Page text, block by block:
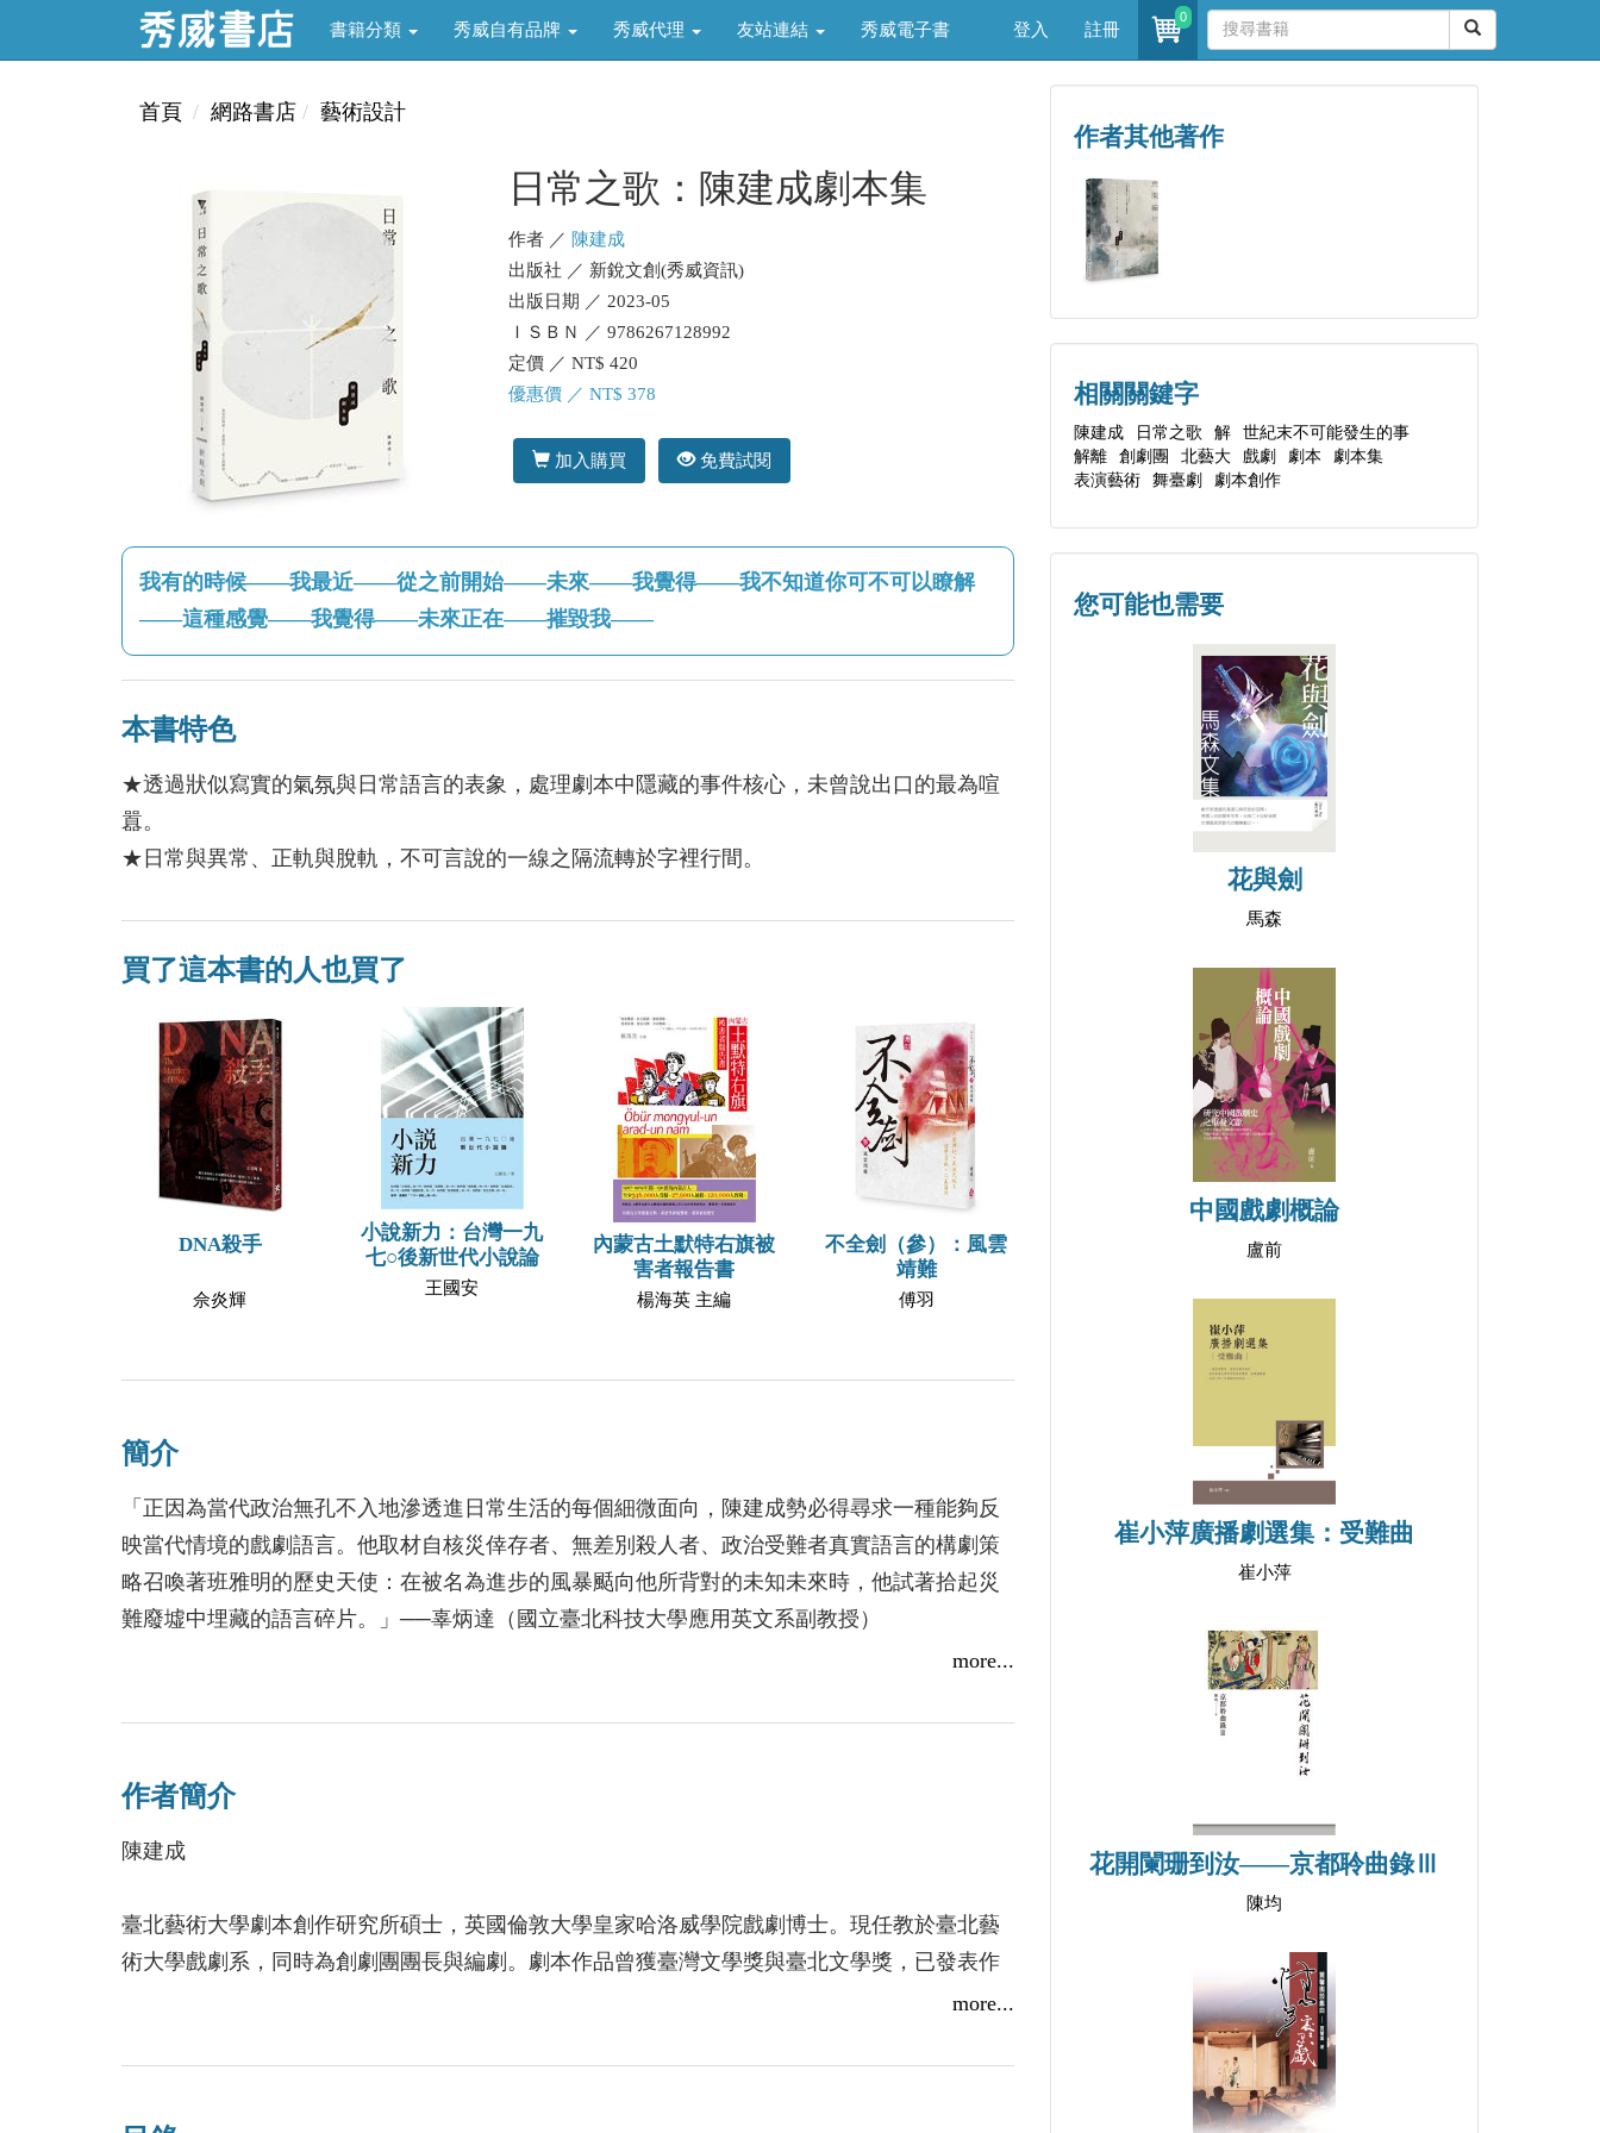
書籍分類 秀威自有品牌 秀威代理 友站連結 秀威電子書 登入 註冊
0
首頁 網路書店 藝術設計
日常之歌：陳建成劇本集
作者 ／ 陳建成
出版社 ／ 新銳文創(秀威資訊)
出版日期 ／ 2023-05
ＩＳＢＮ ／ 9786267128992
定價 ／ NT$ 420
優惠價 ／ NT$ 378
加入購買 免費試閱
我有的時候——我最近——從之前開始——未來——我覺得——我不知道你可不可以瞭解
——這種感覺——我覺得——未來正在——摧毀我——
本書特色
★透過狀似寫實的氣氛與日常語言的表象，處理劇本中隱藏的事件核心，未曾說出口的最為喧
囂。
★日常與異常、正軌與脫軌，不可言說的一線之隔流轉於字裡行間。
買了這本書的人也買了
DNA殺手
佘炎輝
小說新力：台灣一九
七○後新世代小說論
王國安
內蒙古土默特右旗被
害者報告書
楊海英 主編
不全劍（參）：風雲
靖難
傅羽
簡介
「正因為當代政治無孔不入地滲透進日常生活的每個細微面向，陳建成勢必得尋求一種能夠反
映當代情境的戲劇語言。他取材自核災倖存者、無差別殺人者、政治受難者真實語言的構劇策
略召喚著班雅明的歷史天使：在被名為進步的風暴颳向他所背對的未知未來時，他試著拾起災
難廢墟中埋藏的語言碎片。」──辜炳達（國立臺北科技大學應用英文系副教授）
陳建成的創作核心圍繞著當代生命政治情境中個人與體制的關係，在描繪日常生活運作的
本書收錄陳建成自2013年至2019年創作的劇本作品：〈日常之歌〉透過核災後的世界，探
索個人與汙名化現象之間的關係；〈解〉循著隨機殺人犯在犯案前的軌跡，呈現個人如何在各
在解嚴之後，於不同世代的個人身上所產生的影響；〈解離〉則探索在極權之下，個人面對政
治暴力時所產生的諸種情感與行動可能。不同於過去文學獎作品集及劇本農場劇作選中的版
more...
作者簡介
陳建成
臺北藝術大學劇本創作研究所碩士，英國倫敦大學皇家哈洛威學院戲劇博士。現任教於臺北藝
術大學戲劇系，同時為創劇團團長與編劇。劇本作品曾獲臺灣文學獎與臺北文學獎，已發表作
more...
作者其他著作
相關關鍵字
陳建成 日常之歌 解
世紀末不可能發生的事
解離
創劇團 北藝大 戲劇 劇本
劇本集
表演藝術
舞臺劇 劇本創作
您可能也需要
花與劍
馬森
中國戲劇概論
盧前
崔小萍廣播劇選集：受難曲
崔小萍
花開闌珊到汝——京都聆曲錄Ⅲ
陳均